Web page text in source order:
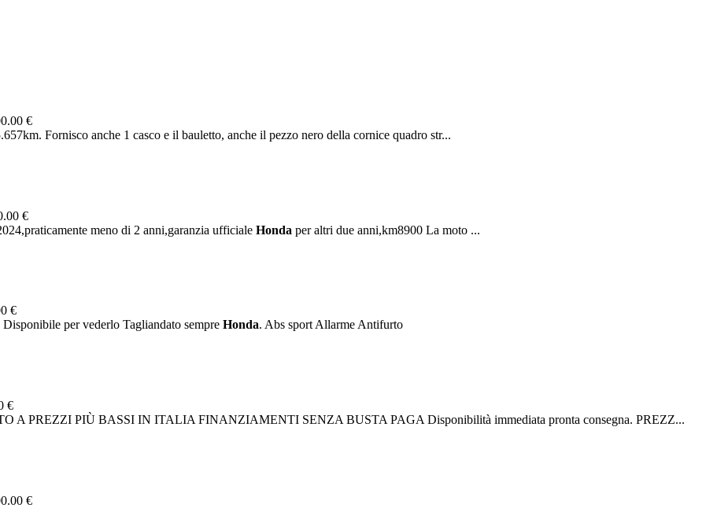
€
Fornisco anche 1 casco e il bauletto, anche il pezzo nero della cornice quadro str...
€
meno di 2 anni,garanzia ufficiale Honda per altri due anni,km8900 La moto ...
€
per vederlo Tagliandato sempre Honda. Abs sport Allarme Antifurto
€
PREZZI PIÙ BASSI IN ITALIA FINANZIAMENTI SENZA BUSTA PAGA Disponibilità immediata pronta consegna. PREZZ...
€